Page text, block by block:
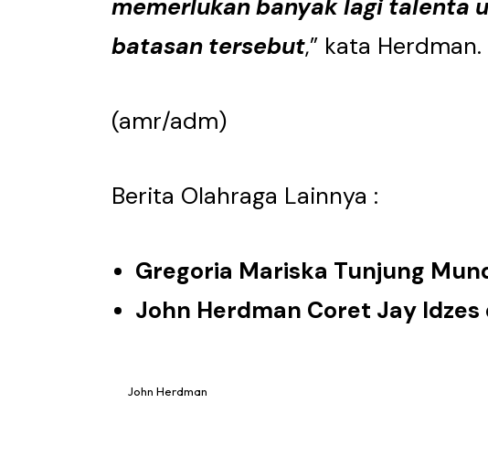
memerlukan banyak lagi talenta
batasan tersebut,” kata Herdman.
(amr/adm)
Berita Olahraga Lainnya :
Gregoria Mariska Tunjung
John Herdman Coret Jay Idzes
John Herdman